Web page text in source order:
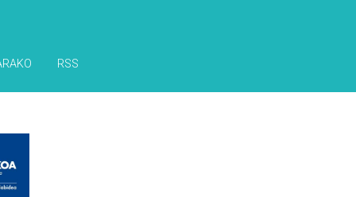
RSS